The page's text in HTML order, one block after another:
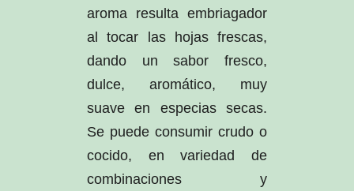
aroma resulta embriagador
al tocar las hojas frescas,
dando un sabor fresco,
dulce, aromático, muy
suave en especias secas.
Se puede consumir crudo o
cocido, en variedad de
combinaciones y